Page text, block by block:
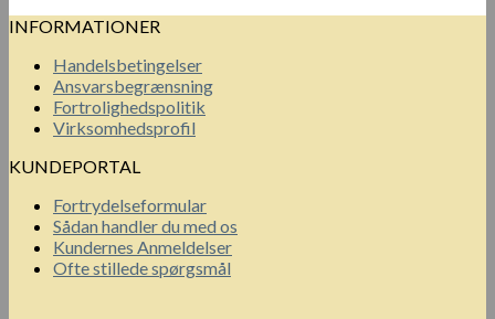
INFORMATIONER
Handelsbetingelser
Ansvarsbegrænsning
Fortrolighedspolitik
Virksomhedsprofil
KUNDEPORTAL
Fortrydelseformular
Sådan handler du med os
Kundernes Anmeldelser
Ofte stillede spørgsmål